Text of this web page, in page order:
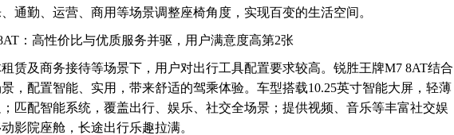
通勤、运营、商用等场景调整座椅角度，实现百变的生活空间。
赁及商务接待等场景下，用户对出行工具配置要求较高。锐胜王牌M7 8AT结合
，配置智能、实用，带来舒适的驾乘体验。车型搭载10.25英寸智能大屏，轻薄
匹配智能系统，覆盖出行、娱乐、社交全场景；提供视频、音乐等丰富社交娱
影院座舱，长途出行乐趣拉满。